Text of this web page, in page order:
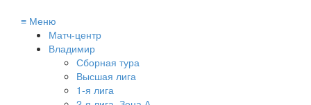
≡ Меню
Матч-центр
Владимир
Сборная тура
Высшая лига
1-я лига